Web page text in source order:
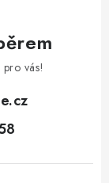
vás!